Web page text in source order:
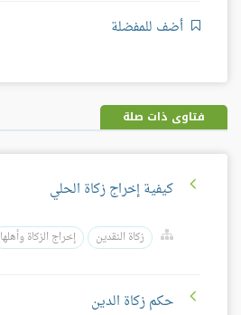
أضف للمفضلة
فتاوى ذات صلة
كيفية إخراج زكاة الحلي
زكاة النقدين إخراج الزكاة وأهلها
حكم زكاة الدين